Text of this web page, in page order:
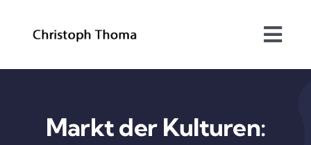
Über mich
BundesratMarkt der Kulturen: